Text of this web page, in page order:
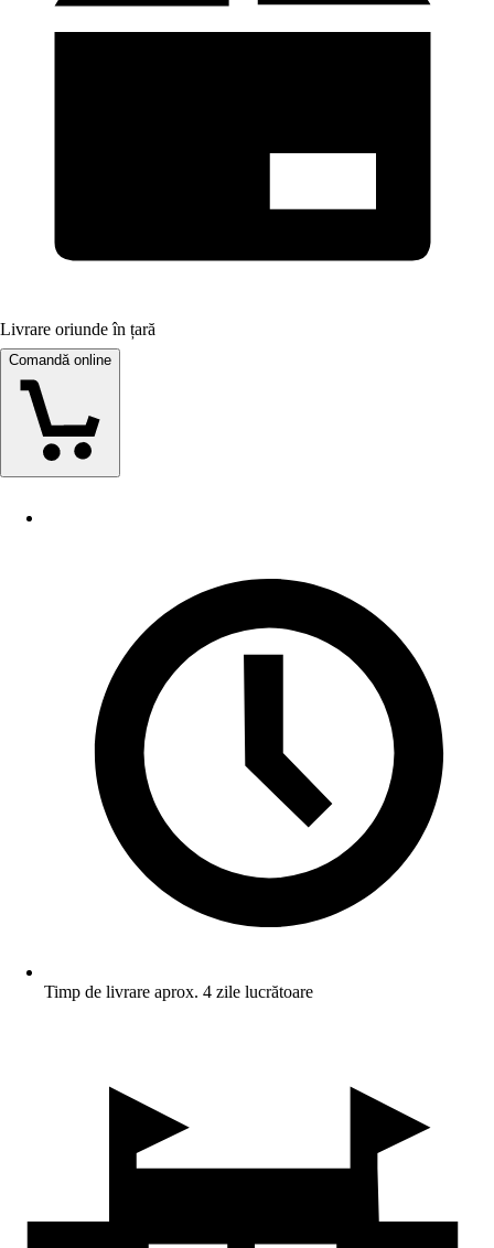
Livrare oriunde în țară
Comandă online
Timp de livrare aprox. 4 zile lucrătoare